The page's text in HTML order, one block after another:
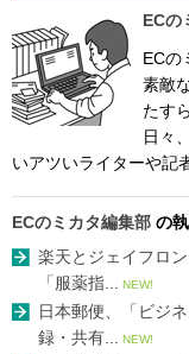
ECの
ECの
素敵
たす
日々
いアツいライターや記
ECのミカタ編集部 の
楽天とジェイフロ
「服薬指...
NEW!
日本郵便、「ビジ
録・共有...
NEW!